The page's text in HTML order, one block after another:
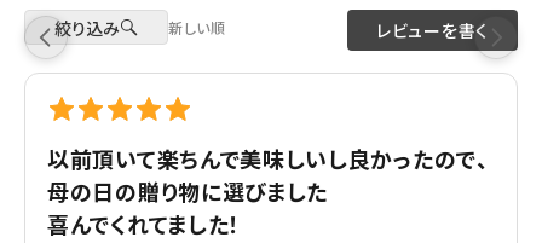
絞り込み 新しい順 レビューを書く
以前頂いて楽ちんで美味しいし良かったので、
母の日の贈り物に選びました
喜んでくれてました！